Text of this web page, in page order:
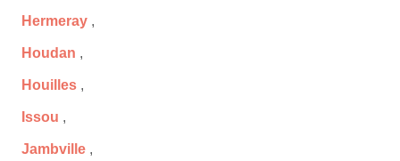
Hermeray ,
Houdan ,
Houilles ,
Issou ,
Jambville ,